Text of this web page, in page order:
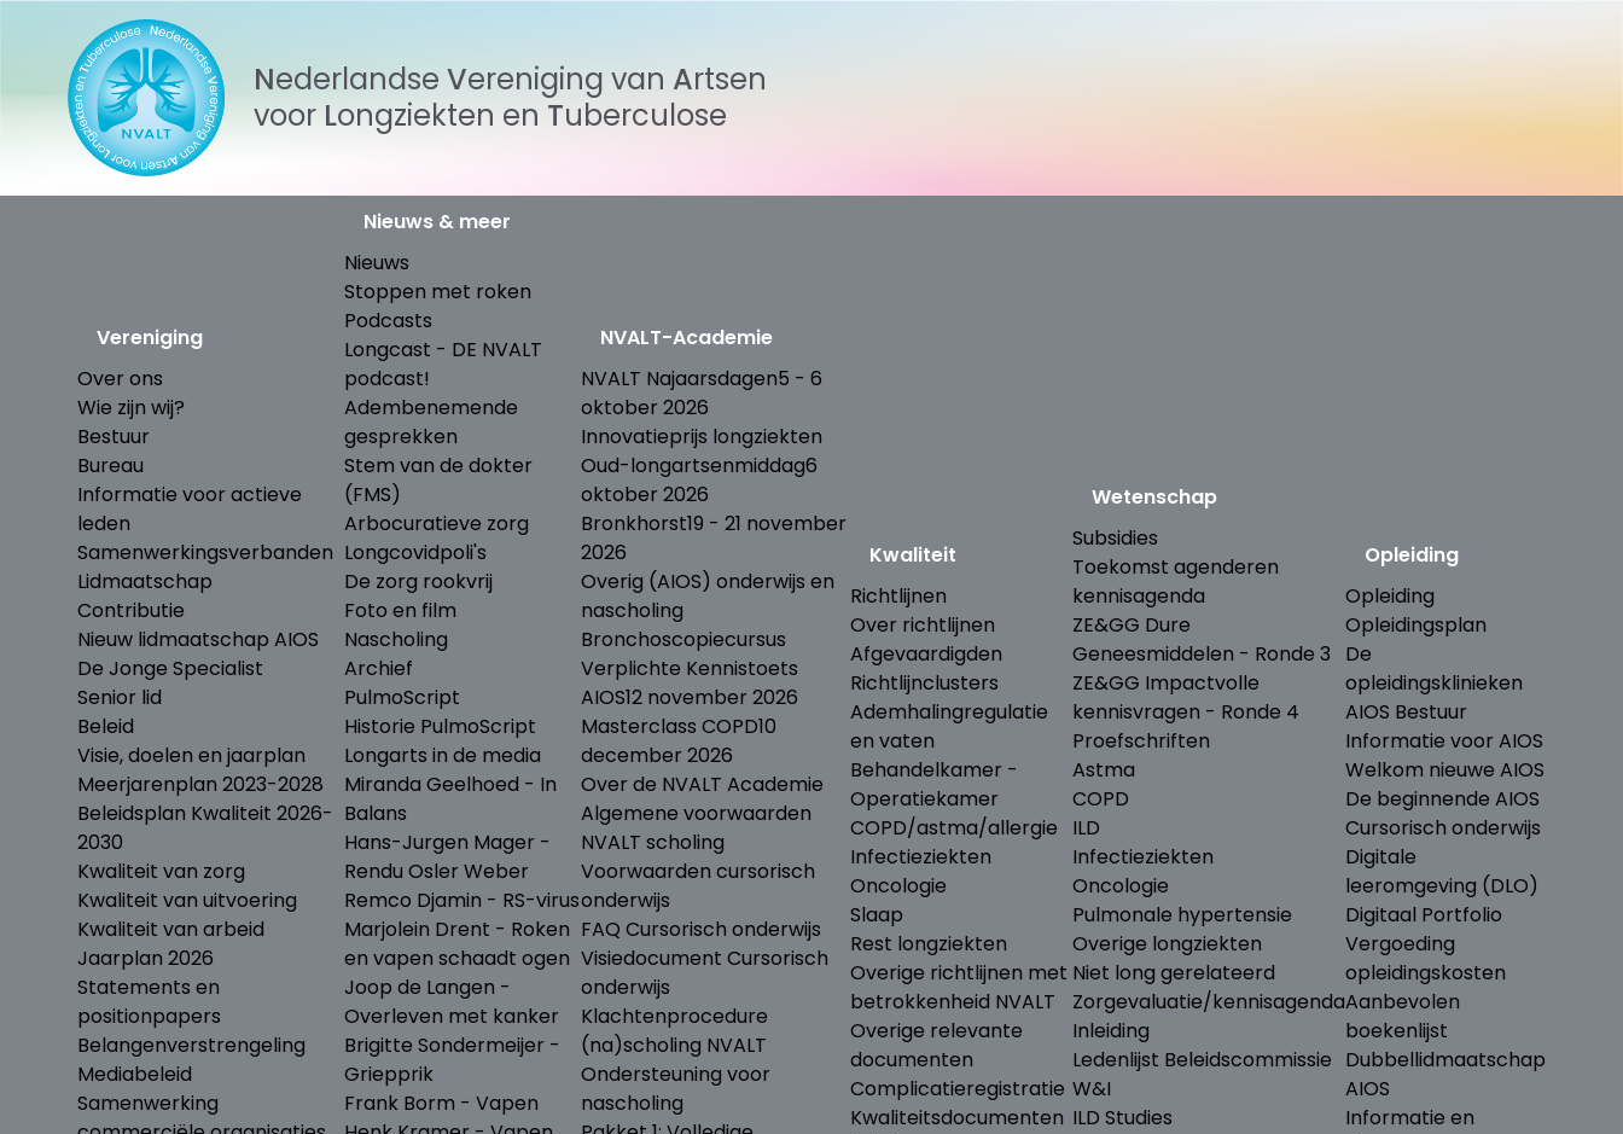
Nederlandse Vereniging van
Artsen
voor Longziekten en Tuberculose
Vereniging
Over ons
Wie zijn wij?
Bestuur
Bureau
Informatie voor actieve
leden
Samenwerkingsverbanden
Lidmaatschap
Contributie
Nieuw lidmaatschap AIOS
De Jonge Specialist
Senior lid
Beleid
Visie, doelen en jaarplan
Meerjarenplan 2023-2028
Beleidsplan Kwaliteit 2026-
2030
Kwaliteit van zorg
Kwaliteit van uitvoering
Kwaliteit van arbeid
Jaarplan 2026
Statements en
positionpapers
Belangenverstrengeling
Mediabeleid
Samenwerking
Nieuws & meer
Nieuws
Stoppen met roken
Podcasts
Longcast - DE NVALT
podcast!
Adembenemende
gesprekken
Stem van de dokter
(FMS)
Arbocuratieve zorg
Longcovidpoli's
De zorg rookvrij
Foto en film
Nascholing
Archief
PulmoScript
Historie PulmoScript
Longarts in de media
Miranda Geelhoed - In
Balans
Hans-Jurgen Mager -
Rendu Osler Weber
Remco Djamin - RS-virus
Marjolein Drent - Roken
en vapen schaadt ogen
Joop de Langen -
Overleven met kanker
Brigitte Sondermeijer -
Griepprik
Frank Borm - Vapen
NVALT-Academie
NVALT Najaarsdagen5 - 6
oktober 2026
Innovatieprijs longziekten
Oud-longartsenmiddag6
oktober 2026
Bronkhorst19 - 21 november
2026
Overig (AIOS) onderwijs en
nascholing
Bronchoscopiecursus
Verplichte Kennistoets
AIOS12 november 2026
Masterclass COPD10
december 2026
Over de NVALT Academie
Algemene voorwaarden
NVALT scholing
Voorwaarden cursorisch
onderwijs
FAQ Cursorisch onderwijs
Visiedocument Cursorisch
onderwijs
Klachtenprocedure
(na)scholing NVALT
Ondersteuning voor
nascholing
Kwaliteit
Richtlijnen
Over richtlijnen
Afgevaardigden
Richtlijnclusters
Ademhalingregulatie
en vaten
Behandelkamer -
Operatiekamer
COPD/astma/allergie
Infectieziekten
Oncologie
Slaap
Rest longziekten
Overige richtlijnen met
betrokkenheid NVALT
Overige relevante
documenten
Complicatieregistratie
Kwaliteitsdocumenten
Wetenschap
Subsidies
Toekomst agenderen
kennisagenda
ZE&GG Dure
Geneesmiddelen - Ronde 3
ZE&GG Impactvolle
kennisvragen - Ronde 4
Proefschriften
Astma
COPD
ILD
Infectieziekten
Oncologie
Pulmonale hypertensie
Overige longziekten
Niet long gerelateerd
Zorgevaluatie/kennisagenda
Inleiding
Ledenlijst Beleidscommissie
W&I
ILD Studies
Opleiding
Opleiding
Opleidingsplan
De
opleidingsklinieken
AIOS Bestuur
Informatie voor AIOS
Welkom nieuwe AIOS
De beginnende AIOS
Cursorisch onderwijs
Digitale
leeromgeving (DLO)
Digitaal Portfolio
Vergoeding
opleidingskosten
Aanbevolen
boekenlijst
Dubbellidmaatschap
AIOS
Informatie en